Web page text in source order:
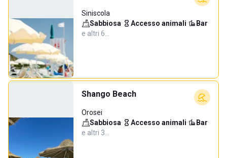
Siniscola
Sabbiosa· Accesso animali· Bar·
e altri 6…
Shango Beach
Orosei
Sabbiosa· Accesso animali· Bar·
e altri 3…